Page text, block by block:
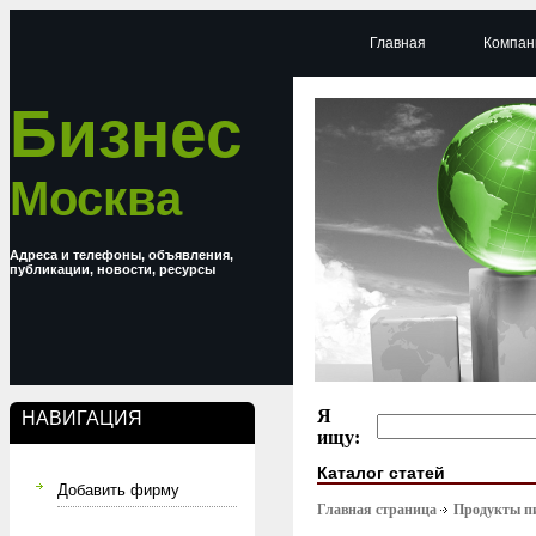
Бизнес
Москва
Адреса и телефоны, объявления,
публикации, новости, ресурсы
НАВИГАЦИЯ
Добавить фирму
Главная
Я
ищу:
Каталог статей
Главная страница Продукты